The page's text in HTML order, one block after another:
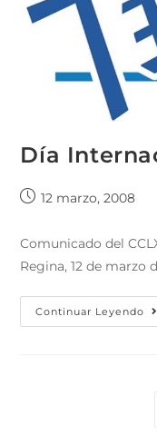
Día
12 marzo, 2008
Comunicado del
Regina, 12 de marzo
Continuar Leyendo